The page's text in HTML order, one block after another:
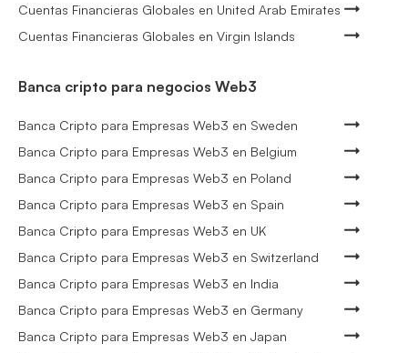
Cuentas Financieras Globales en United Arab Emirates
Cuentas Financieras Globales en Virgin Islands
Banca cripto para negocios Web3
Banca Cripto para Empresas Web3 en Sweden
Banca Cripto para Empresas Web3 en Belgium
Banca Cripto para Empresas Web3 en Poland
Banca Cripto para Empresas Web3 en Spain
Banca Cripto para Empresas Web3 en UK
Banca Cripto para Empresas Web3 en Switzerland
Banca Cripto para Empresas Web3 en India
Banca Cripto para Empresas Web3 en Germany
Banca Cripto para Empresas Web3 en Japan